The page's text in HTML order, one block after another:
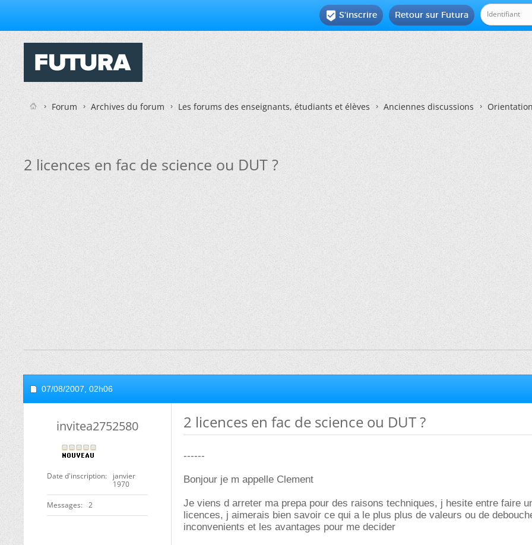
Retour sur Futura
 S'inscrire
Forum Archives du forum Les forums des enseignants, étudiants et élèves Anciennes discussions
2 licences en fac de science ou DUT ?
07/08/2007, 02h06
invitea2752580
Date d'inscription
janvier
1970
Messages 2
2 licences en fac de science ou DUT ?
------
Bonjour je m appelle Clement
Je viens d arreter ma prepa pour des raisons techniques, j hesite entre faire
licences, j aimerais bien savoir ce qui a le plus plus de valeurs ou de
inconvenients et les avantages pour me decider